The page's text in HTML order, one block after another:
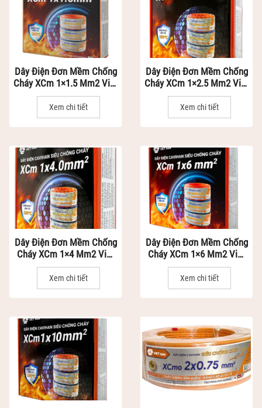
Dây Điện Đơn Mềm Chống
Cháy XCm 1×1.5 Mm2 Việt
Hàn - Dây Điện Siêu Chống
Cháy Vỏ Nhựa XLPO
Xem chi tiết
Dây Điện Đơn Mềm Chống
Cháy XCm 1×2.5 Mm2 Việt
Hàn - Dây Điện Siêu Chống
Cháy Vỏ Nhựa XLPO
Xem chi tiết
Dây Điện Đơn Mềm Chống
Cháy XCm 1×4 Mm2 Việt
Hàn - Dây Điện Siêu Chống
Cháy Vỏ Nhựa XLPO
Xem chi tiết
Dây Điện Đơn Mềm Chống
Cháy XCm 1×6 Mm2 Việt
Hàn - Dây Điện Siêu Chống
Cháy Vỏ Nhựa XLPO
Xem chi tiết